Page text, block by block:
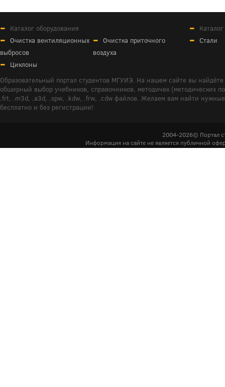
Каталог оборудования
Очистка вентиляционных
выбросов
Очистка приточного
воздуха
Циклоны
Стали
Образовательный портал студентов МГУИЭ. На нашем сайте вы
обширный выбор учебников, справочников, методичек (методических
.frt, .m3d, .a3d, .spw, .kdw, .frw, .cdw файлов. Желаем вам найти
бесплатно и без регистрации!
2004-2026© Портал
Информация на сайте не является публичной